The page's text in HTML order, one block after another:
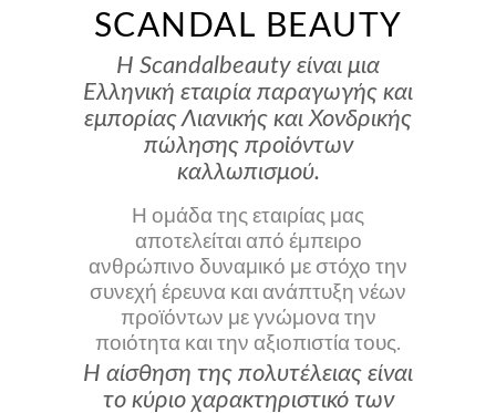
SCANDAL BEAUTY
Η Scandalbeauty είναι μια
Ελληνική εταιρία παραγωγής και
εμπορίας Λιανικής και Χονδρικής
πώλησης προϊόντων
καλλωπισμού.
Η ομάδα της εταιρίας μας
αποτελείται από έμπειρο
ανθρώπινο δυναμικό με στόχο την
συνεχή έρευνα και ανάπτυξη νέων
προϊόντων με γνώμονα την
ποιότητα και την αξιοπιστία τους.
Η αίσθηση της πολυτέλειας είναι
το κύριο χαρακτηριστικό των